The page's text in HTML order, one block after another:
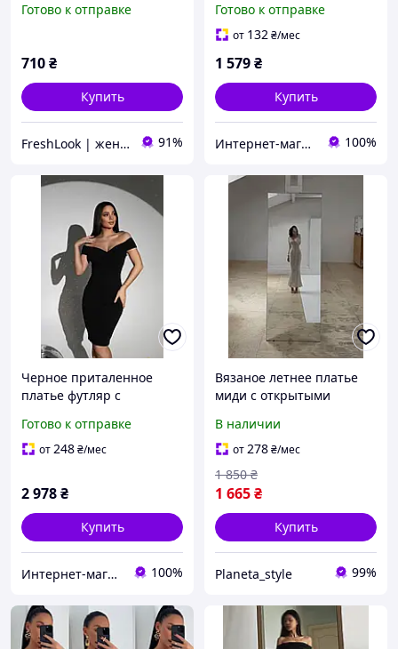
шнуровке-завязках с
Готово к отправке
710₴
Купить
FreshLook | женская одежда 91%
Готово к отправке
от 132₴/мес
1 579₴
Купить
Интернет-магазин "OnLady" 100%
Черное приталенное
платье футляр с
S)
Готово к отправке
от248₴/мес
2 978₴
Купить
Интернет-магазин "OnLady" 100%
Вязаное летнее платье
миди с открытыми
вязка) размеры XS-L
В наличии
от278₴/мес
1 665₴
1 850 ₴
Купить
Planeta_style 99%